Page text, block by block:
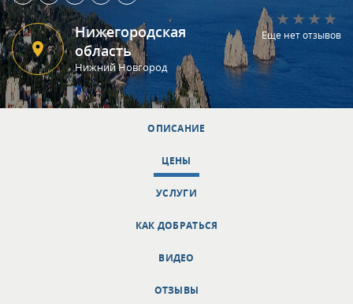
Нижегородская
область
Нижний Новгород
Еще нет отзывов
ОПИСАНИЕ
ЦЕНЫ
УСЛУГИ
КАК ДОБРАТЬСЯ
ВИДЕО
ОТЗЫВЫ